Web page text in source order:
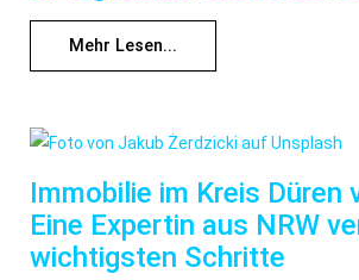
Mehr Lesen...
Immobilie im Kreis Düren
Eine Expertin aus NRW
wichtigsten Schritte